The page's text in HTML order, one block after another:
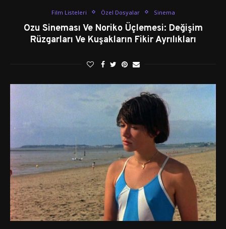
Film Listeleri Özel Dosyalar Sinema
Ozu Sineması Ve Noriko Üçlemesi: Değişim
Rüzgarları Ve Kuşakların Fikir Ayrılıkları